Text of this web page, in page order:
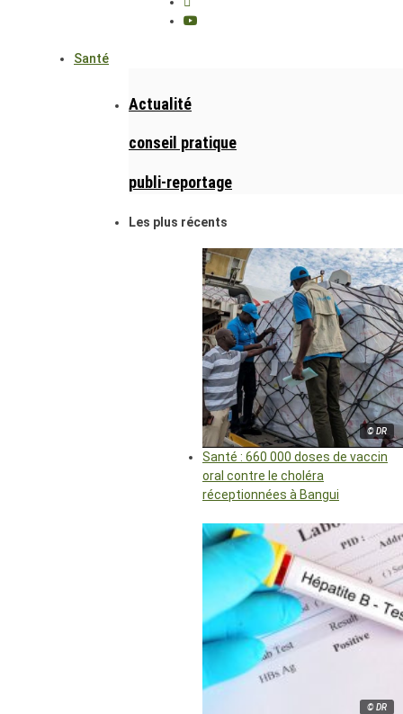
Santé
Actualité
conseil pratique
publi-reportage
Les plus récents
© DR
Santé : 660 000 doses de vaccin
oral contre le choléra
réceptionnées à Bangui
© DR